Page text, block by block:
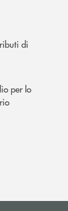
di
per lo